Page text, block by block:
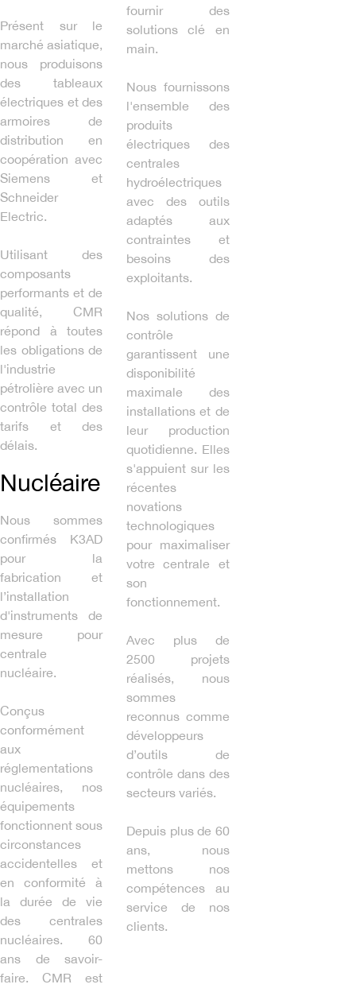
Présent sur le
marché asiatique,
nous produisons
des tableaux
électriques et des
armoires de
distribution en
coopération avec
Siemens et
Schneider
Electric.
Utilisant des
composants
performants et de
qualité, CMR
répond à toutes
les obligations de
l'industrie
pétrolière avec un
contrôle total des
tarifs et des
délais.
Nucléaire
Nous sommes
confirmés K3AD
pour la
fabrication et
l’installation
d'instruments de
mesure pour
centrale
nucléaire.
Conçus
conformément
aux
réglementations
nucléaires, nos
équipements
fonctionnent sous
circonstances
accidentelles et
en conformité à
la durée de vie
des centrales
nucléaires. 60
ans de savoir-
faire. CMR est
fournir des
solutions clé en
main.
Nous fournissons
l'ensemble des
produits
électriques des
centrales
hydroélectriques
avec des outils
adaptés aux
contraintes et
besoins des
exploitants.
Nos solutions de
contrôle
garantissent une
disponibilité
maximale des
installations et de
leur production
quotidienne. Elles
s'appuient sur les
récentes
novations
technologiques
pour maximaliser
votre centrale et
son
fonctionnement.
Avec plus de
2500 projets
réalisés, nous
sommes
reconnus comme
développeurs
d’outils de
contrôle dans des
secteurs variés.
Depuis plus de 60
ans, nous
mettons nos
compétences au
service de nos
clients.